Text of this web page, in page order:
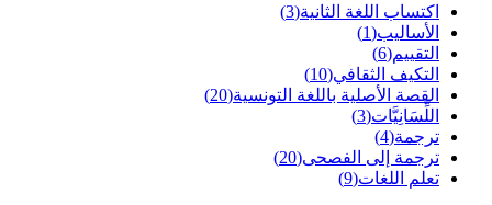
اكتساب اللغة الثانية(3)
الأساليب(1)
التقييم(6)
التكيف الثقافي(10)
القصة الأصلية باللغة التونسية(20)
اللِّسَانِيَّات(3)
ترجمة(4)
ترجمة إلى الفصحى(20)
تعلم اللغات(9)